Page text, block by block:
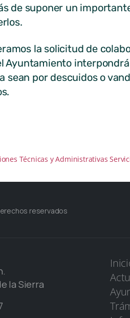
de suponer un
la solicitud de
Ayuntamiento
sean por descuidos o
reservados
la Sierra